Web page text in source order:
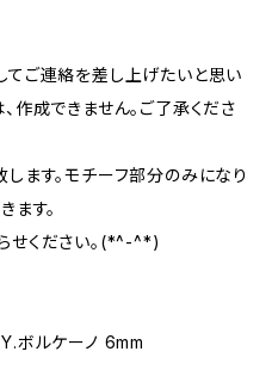
ご連絡を差し上げたいと思い
作成できません。ご了承くださ
ます。モチーフ部分のみになり
ます。
せください。(*^-^*)
ボルケーノ 6mm